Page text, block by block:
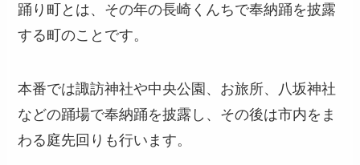
踊り町とは、その年の長崎くんちで奉納踊を披露
する町のことです。
本番では諏訪神社や中央公園、お旅所、八坂神社
などの踊場で奉納踊を披露し、その後は市内をま
わる庭先回りも行います。